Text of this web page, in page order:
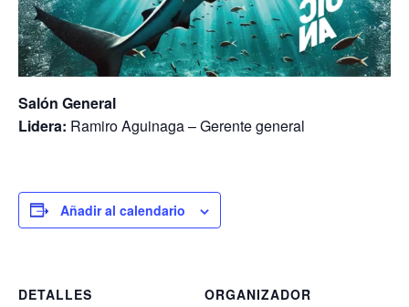
Salón General
Lidera: Ramiro Aguinaga – Gerente general
Añadir al calendario
DETALLES
ORGANIZADOR